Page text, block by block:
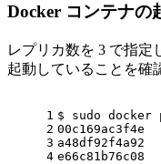
Docker コンテナの
レプリカ数を 3 で指定
起動していることを確
1
2
3
4
$ sudo docker